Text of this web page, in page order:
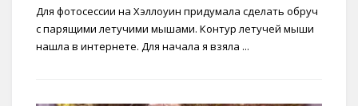
Для фотосессии на Хэллоуин придумала сделать обруч
с парящими летучими мышами. Контур летучей мыши
нашла в интернете. Для начала я взяла ...